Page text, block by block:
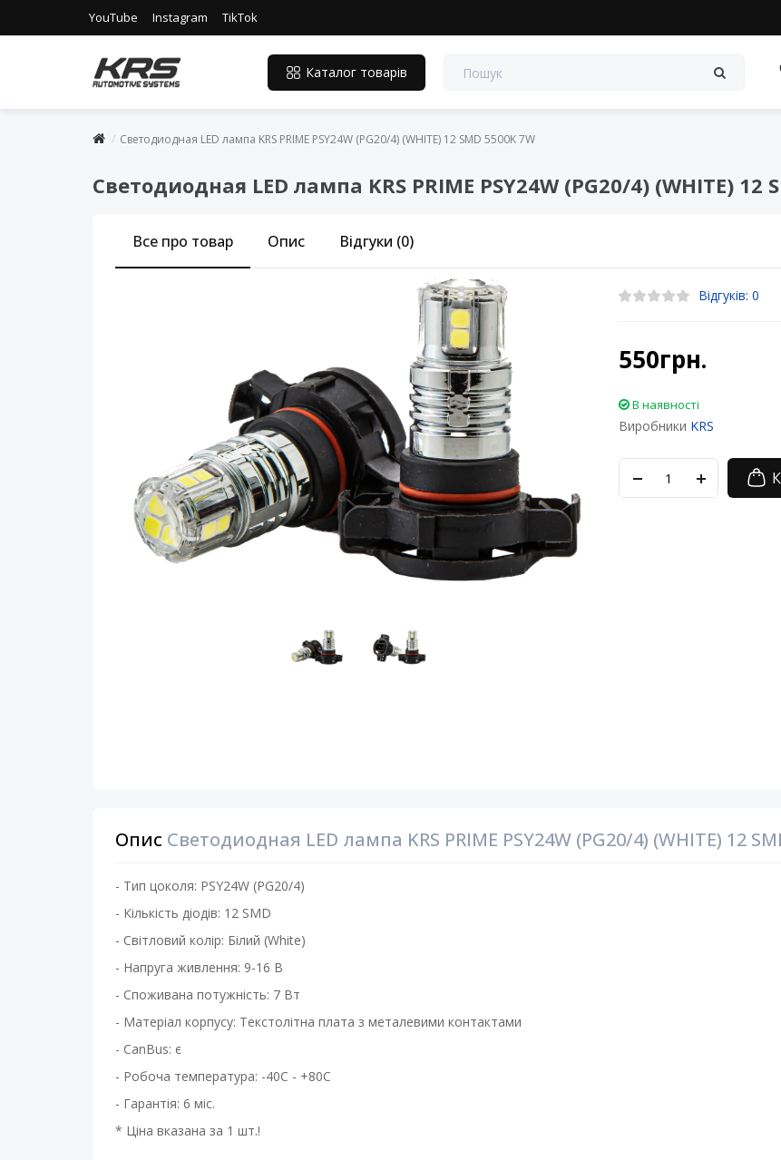
YouTube Instagram TikTok
Каталог товарів
Светодиодная LED лампа KRS PRIME PSY24W (PG20/4) (WHITE) 12 SMD 5500K 7W
Светодиодная LED лампа KRS PRIME PSY24W (PG20/4) (WHITE) 12
Все про товар Опис Відгуки (0)
Відгуків: 0
550грн.
В наявності
Виробники KRS
Опис Светодиодная LED лампа KRS PRIME PSY24W (PG20/4) (WHITE) 12
- Тип цоколя: PSY24W (PG20/4)
- Кількість діодів: 12 SMD
- Світловий колір: Білий (White)
- Напруга живлення: 9-16 В
- Споживана потужність: 7 Вт
- Матеріал корпусу: Текстолітна плата з металевими контактами
- CanBus: є
- Робоча температура: -40С - +80С
- Гарантія: 6 міс.
* Ціна вказана за 1 шт.!